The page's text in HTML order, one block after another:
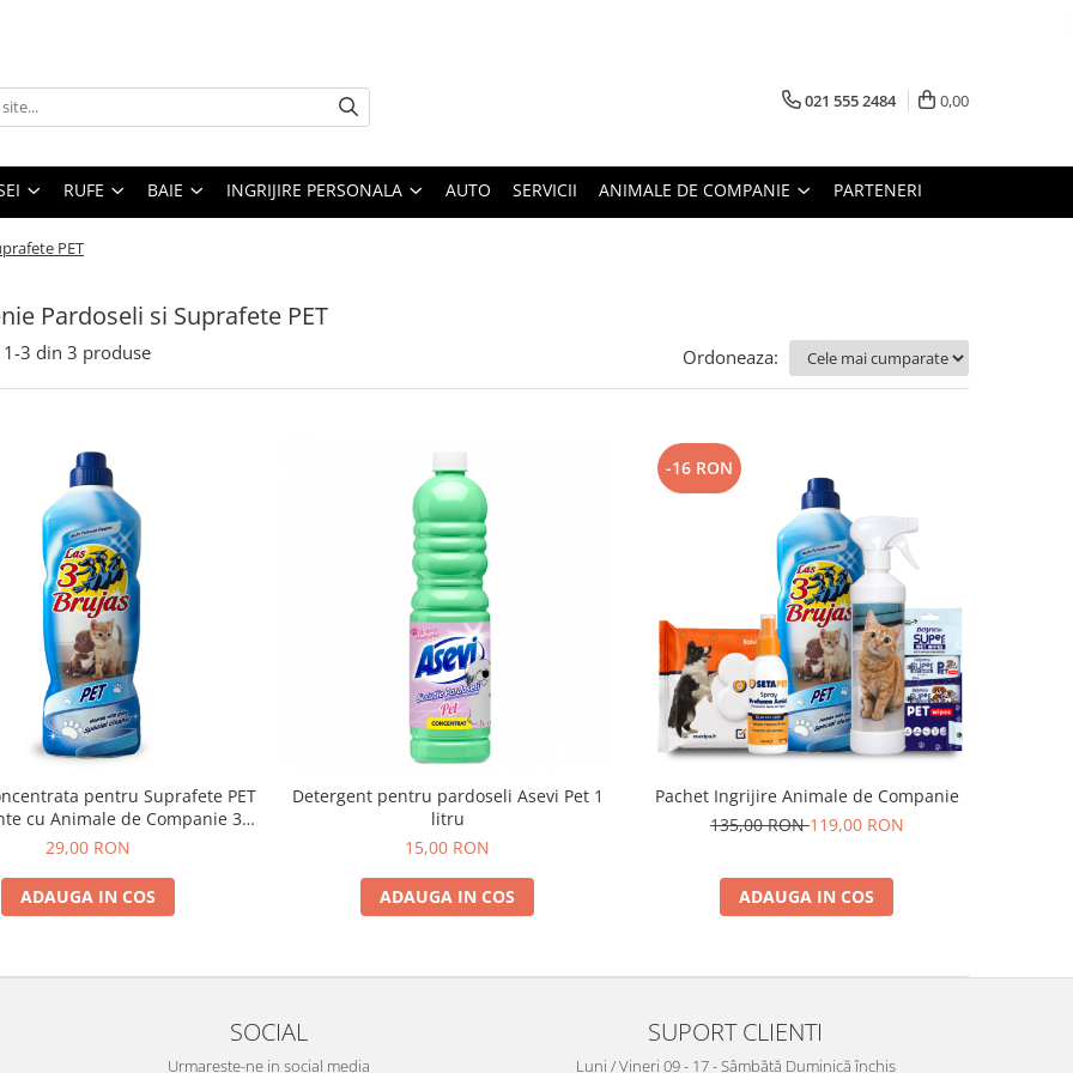
021 555 2484 0,00
RUFE BAIE INGRIJIRE PERSONALA AUTO SERVICII ANIMALE DE COMPANIE PARTENERI
PET
Pardoseli si Suprafete PET
1-3 din 3 produse Ordoneaza:
pentru Suprafete PET
cu Animale de Companie 3
Vrajitoare – 1L
29,00 RON
ADAUGA IN COS
Detergent pentru pardoseli Asevi Pet 1
litru
15,00 RON
ADAUGA IN COS
-16 RON
Pachet Ingrijire Animale de Companie
135,00 RON119,00 RON
ADAUGA IN COS
SOCIAL
Urmareste-ne in social media
SUPORT CLIENTI
Luni / Vineri 09 - 17 - Sâmbătă Duminică închis